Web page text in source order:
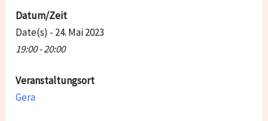
Datum/Zeit
Date(s) - 24. Mai 2023
19:00 - 20:00
Veranstaltungsort
Gera